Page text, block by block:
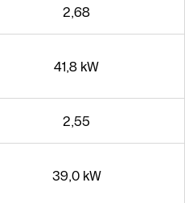
2,68
41,8 kW
2,55
39,0 kW